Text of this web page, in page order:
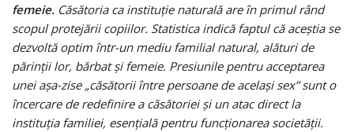
femeie. Căsătoria ca instituție naturală are în primul rând
scopul protejării copiilor. Statistica indică faptul că aceștia se
dezvoltă optim într-un mediu familial natural, alături de
părinții lor, bărbat și femeie. Presiunile pentru acceptarea
unei așa-zise „căsătorii între persoane de același sex” sunt o
încercare de redefinire a căsătoriei și un atac direct la
instituția familiei, esențială pentru funcționarea societății.